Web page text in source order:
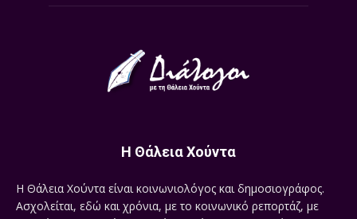
Η Θάλεια Χούντα
Η Θάλεια Χούντα είναι κοινωνιολόγος και δημοσιογράφος.
Ασχολείται, εδώ και χρόνια, με το κοινωνικό ρεπορτάζ, με